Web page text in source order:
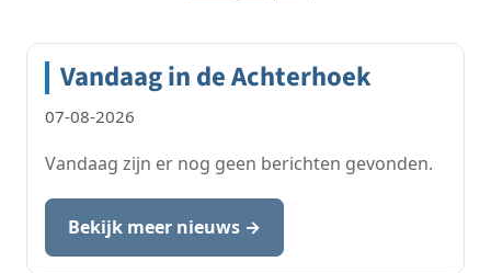
Vandaag in de Achterhoek
07-08-2026
Vandaag zijn er nog geen berichten gevonden.
Bekijk meer nieuws →